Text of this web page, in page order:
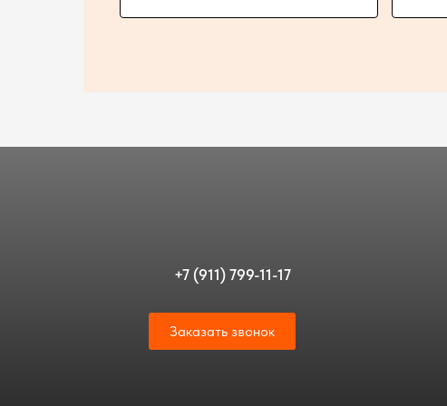
Заказать звонок
+7 (911) 799-11-17